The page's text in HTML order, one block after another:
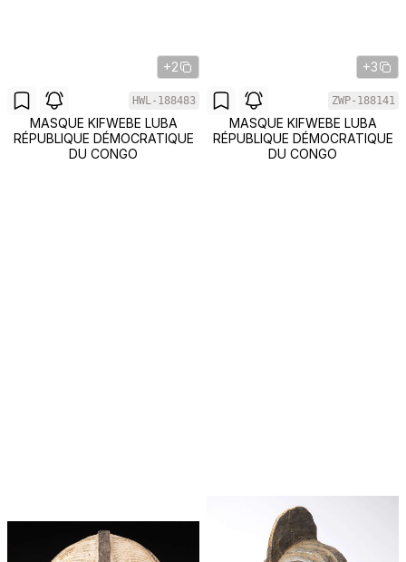
+2
HWL-188483
MASQUE KIFWEBE LUBA
RÉPUBLIQUE DÉMOCRATIQUE
DU CONGO
+3
ZWP-188141
MASQUE KIFWEBE LUBA
RÉPUBLIQUE DÉMOCRATIQUE
DU CONGO